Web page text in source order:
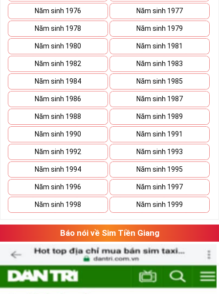
Năm sinh 1976 Năm sinh 1977
Năm sinh 1978 Năm sinh 1979
Năm sinh 1980 Năm sinh 1981
Năm sinh 1982 Năm sinh 1983
Năm sinh 1984 Năm sinh 1985
Năm sinh 1986 Năm sinh 1987
Năm sinh 1988 Năm sinh 1989
Năm sinh 1990 Năm sinh 1991
Năm sinh 1992 Năm sinh 1993
Năm sinh 1994 Năm sinh 1995
Năm sinh 1996 Năm sinh 1997
Năm sinh 1998 Năm sinh 1999
Báo nói về Sim Tiền Giang